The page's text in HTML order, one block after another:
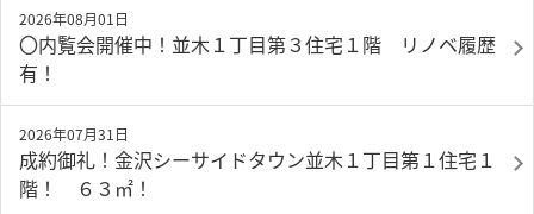
2026年08月01日
〇内覧会開催中！並木１丁目第３住宅１階 リノベ履歴
有！
2026年07月31日
成約御礼！金沢シーサイドタウン並木１丁目第１住宅１
階！ ６３㎡！